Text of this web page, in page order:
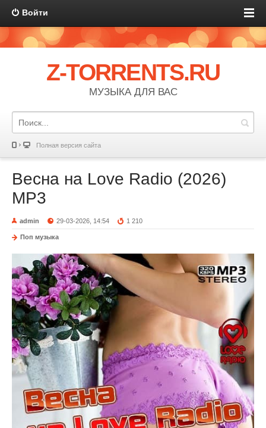
Войти
Z-TORRENTS.RU
МУЗЫКА ДЛЯ ВАС
Полная версия сайта
Весна на Love Radio (2026)
MP3
admin 29-03-2026, 14:54 1 210
Поп музыка